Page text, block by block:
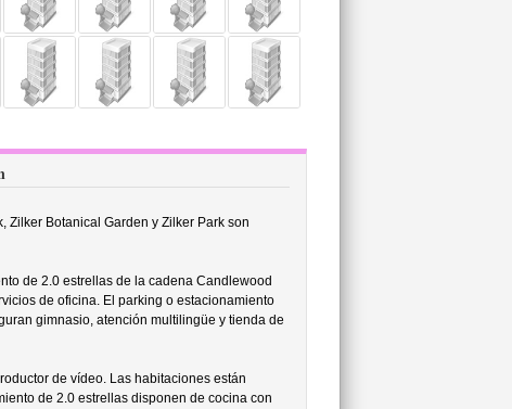
Zilker Botanical Garden y Zilker Park son
de 2.0 estrellas de la cadena Candlewood
de oficina. El parking o estacionamiento
gimnasio, atención multilingüe y tienda de
de vídeo. Las habitaciones están
de 2.0 estrellas disponen de cocina con